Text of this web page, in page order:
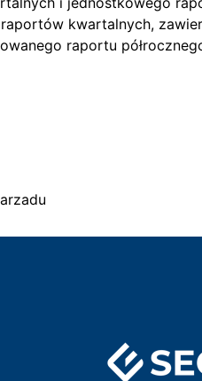
kwartalnych,
raportu